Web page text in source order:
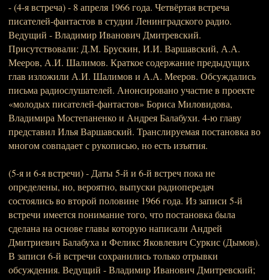
- (4-я встреча) - 8 апреля 1966 года. Четвёртая встреча
писателей-фантастов в студии Ленинградского радио.
Ведущий - Владимир Иванович Дмитревский.
Присутствовали: Д.М. Брускин, И.И. Варшавский, А.А.
Мееров, А.И. Шалимов. Краткое содержание предыдущих
глав изложили А.И. Шалимов и А.А. Мееров. Обсуждались
письма радиослушателей. Анонсировано участие в проекте
«молодых писателей-фантастов» Бориса Миловидова,
Владимира Мостепаненко и Андрея Балабухи. 4-ю главу
представил Илья Варшавский. Транслируемая постановка во
многом совпадает с рукописью, но есть изъятия.
(5-я и 6-я встречи) - Даты 5-й и 6-й встреч пока не
определены, но, вероятно, выпуски радиопередач
состоялись во второй половине 1966 года. Из записи 5-й
встречи имеется понимание того, что постановка была
сделана на основе главы которую написали Андрей
Дмитриевич Балабуха и Феликс Яковлевич Суркис (Дымов).
В записи 6-й встречи сохранились только отрывки
обсуждения. Ведущий - Владимир Иванович Дмитревский;